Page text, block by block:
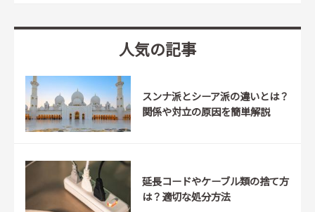
人気の記事
スンナ派とシーア派の違いとは？
関係や対立の原因を簡単解説
延長コードやケーブル類の捨て方
は？適切な処分方法